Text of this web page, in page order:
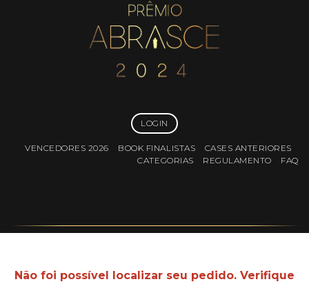
LOGIN
VENCEDORES 2026 BOOK FINALISTAS
CASES ANTERIORES
CATEGORIAS
REGULAMENTO FAQ
Não foi possível localizar seu pedido. Verifique